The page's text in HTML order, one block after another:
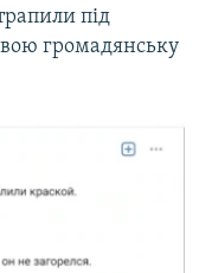
під
громадянську